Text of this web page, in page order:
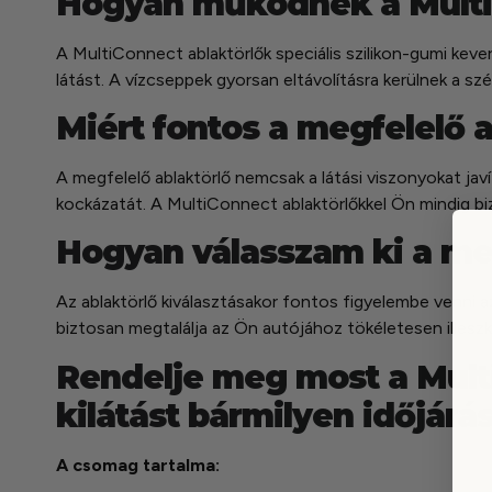
A MultiConnect ablaktörlők speciális szilikon-gumi
látást. A vízcseppek gyorsan eltávolításra kerülnek a
Miért fontos a megfelelő
A megfelelő ablaktörlő nemcsak a látási viszonyokat
kockázatát. A MultiConnect ablaktörlőkkel Ön mindig
Hogyan válasszam ki a
Az ablaktörlő kiválasztásakor fontos figyelembe venni
biztosan megtalálja az Ön autójához tökéletesen
Rendelje meg most a
kilátást bármilyen
A csomag tartalma: